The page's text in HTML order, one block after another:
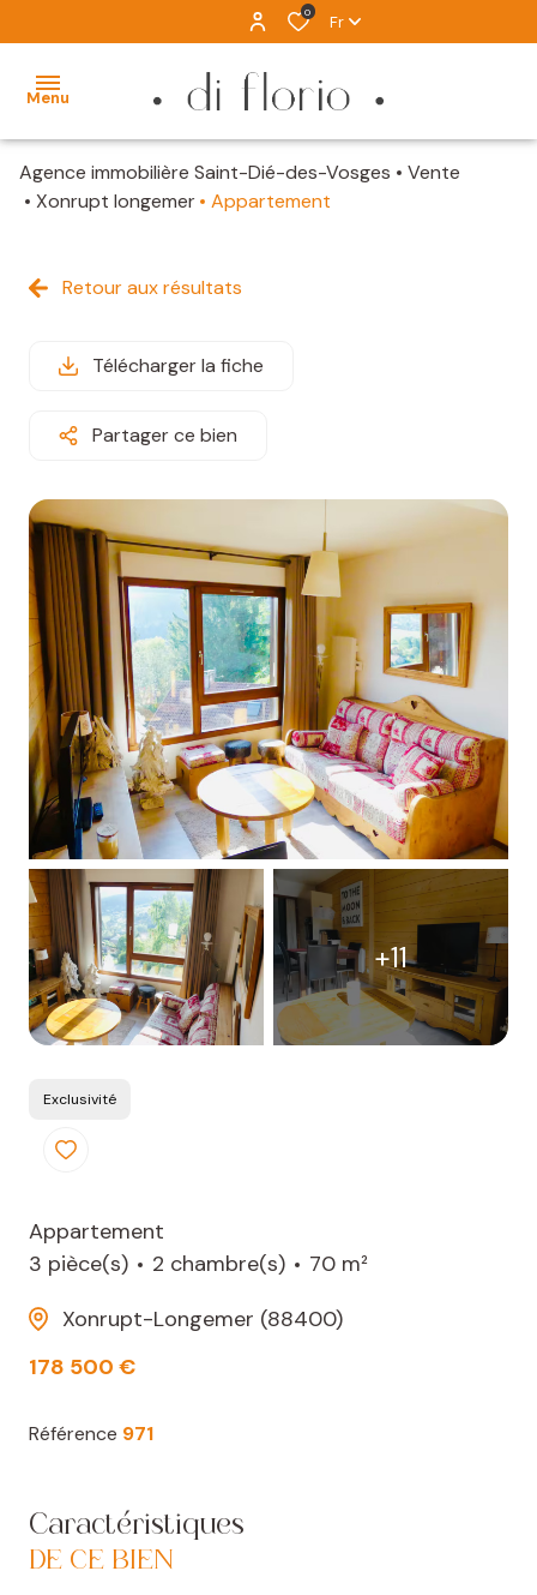
0 Fr
Menu
ACCUEIL
LOCATION
D'EXCEPTION
ALERTE
ESTIMATION
CONTACT
Agence immobilière Saint-Dié-des-Vosges
Vente
Xonrupt longemer
Appartement
Retour aux résultats
Télécharger la fiche
Partager ce bien
+11
Exclusivité
Appartement
3 pièce(s)
2 chambre(s)
70 m²
Xonrupt-Longemer (88400)
178 500 €
Référence 971
Caractéristiques
DE CE BIEN